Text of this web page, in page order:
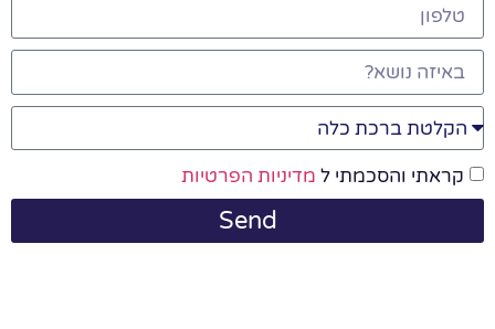
קראתי והסכמתי ל מדיניות הפרטיות
Send